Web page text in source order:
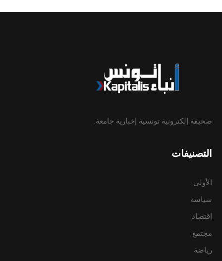
صحيفة إلكترونية تونسية إخبارية جامعة.
التصنيفات
الأولى
سياسة
إقتصاد
مجتمع
رياضة